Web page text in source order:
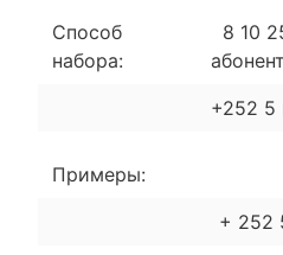
Способ
набора:
8 10
+252 5
Примеры:
+ 252